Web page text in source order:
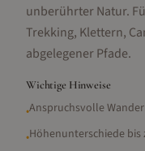
unberührter Natur.
Trekking, Klettern,
abgelegener Pfade.
Wichtige Hinweise
•Anspruchsvolle
•Höhenunterschiede bis